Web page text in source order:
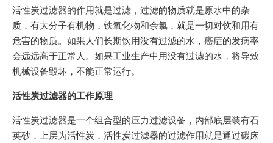
活性炭过滤器的作用就是过滤，过滤的物质就是原水中的杂
质，有大分子有机物，铁氧化物和余氯，就是一切对饮和用有
危害的物质。如果人们长期饮用没有过滤的水，癌症的发病率
会远远高于正常人。如果工业生产中用没有过滤的水，将导致
机械设备毁坏，不能正常运行。
活性炭过滤器的工作原理
活性炭过滤器是一个组合型的压力过滤设备，内部底层装有石
英砂，上层为活性炭，活性炭过滤器的过滤作用就是通过碳床